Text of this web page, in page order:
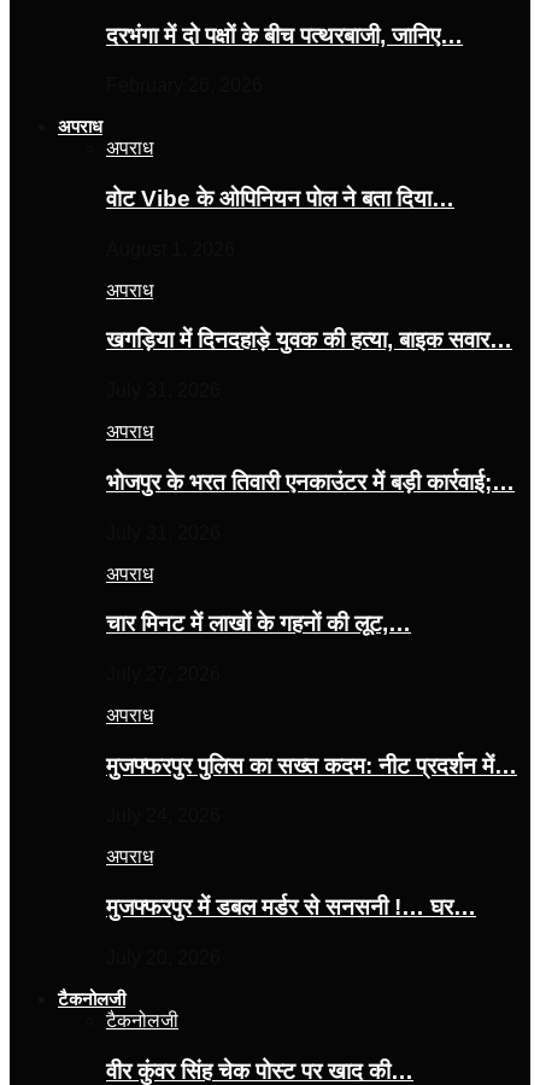
दरभंगा में दो पक्षों के बीच पत्थरबाजी, जानिए…
अपराध
अपराध
वोट Vibe के ओपिनियन पोल ने बता दिया…
अपराध
खगड़िया में दिनदहाड़े युवक की हत्या, बाइक सवार…
अपराध
भोजपुर के भरत तिवारी एनकाउंटर में बड़ी कार्रवाई;…
अपराध
चार मिनट में लाखों के गहनों की लूट,…
अपराध
मुजफ्फरपुर पुलिस का सख्त कदम: नीट प्रदर्शन में…
अपराध
मुजफ्फरपुर में डबल मर्डर से सनसनी !… घर…
टैकनोलजी
टैकनोलजी
वीर कुंवर सिंह चेक पोस्ट पर खाद की…